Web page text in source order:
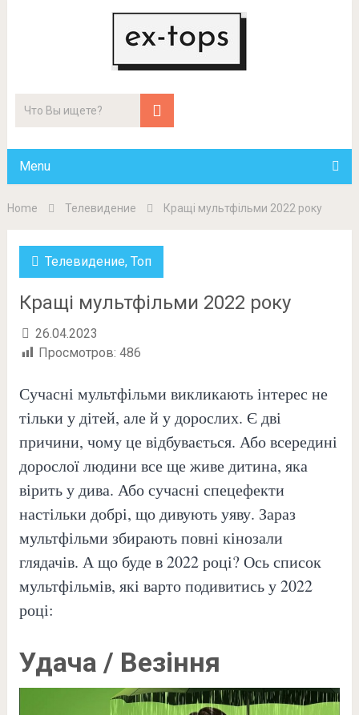
Menu
Home Телевидение Кращі мультфільми 2022 року
Телевидение, Топ
Кращі мультфільми 2022 року
26.04.2023
Просмотров: 486
Сучасні мультфільми викликають інтерес не
тільки у дітей, але й у дорослих. Є дві
причини, чому це відбувається. Або всередині
дорослої людини все ще живе дитина, яка
вірить у дива. Або сучасні спецефекти
настільки добрі, що дивують уяву. Зараз
мультфільми збирають повні кінозали
глядачів. А що буде в 2022 році? Ось список
мультфільмів, які варто подивитись у 2022
році:
Удача / Везіння